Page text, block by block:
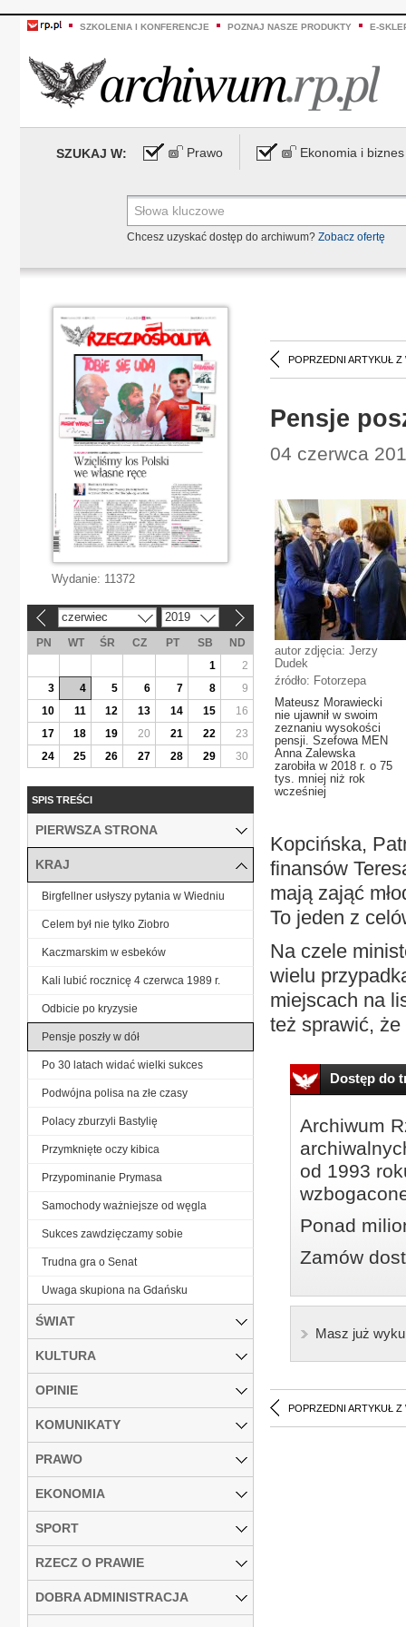
SZKOLENIA I KONFERENCJE POZNAJ NASZE PRODUKTY E-
SZUKAJ W: Prawo Ekonomia i biznes
Chcesz uzyskać dostęp do archiwum? Zobacz ofertę
POPRZEDNI ARTYKUŁ Z
Pensje
04 czerwca
autor zdjęcia: Jerzy
Dudek
źródło: Fotorzepa
Mateusz Morawiecki
nie ujawnił w swoim
zeznaniu wysokości
pensji. Szefowa MEN
Anna Zalewska
zarobiła w 2018 r. o 75
tys. mniej niż rok
wcześniej
Kopcińska,
finansów
mają zająć
To jeden z
Na czele
wielu
miejscach na
też sprawić,
Dostęp do
Archiwum
od 1993
Ponad
Zamów
Masz już
POPRZEDNI ARTYKUŁ Z
Wydanie: 11372
czerwiec 2019
PN WT ŚR CZ PT SB
ND
1
2
3
4 5 6 7 8
9
10
11 12 13 14 15
16
17
18 19 20 21 22
23
24
25 26 27 28 29 30
SPIS TREŚCI
PIERWSZA STRONA
KRAJ
Birgfellner usłyszy pytania w Wiedniu
Celem był nie tylko Ziobro
Kaczmarskim w esbeków
Kali lubić rocznicę 4 czerwca 1989 r.
Odbicie po kryzysie
Pensje poszły w dół
Po 30 latach widać wielki sukces
Podwójna polisa na złe czasy
Polacy zburzyli Bastylię
Przymknięte oczy kibica
Przypominanie Prymasa
Samochody ważniejsze od węgla
Sukces zawdzięczamy sobie
Trudna gra o Senat
Uwaga skupiona na Gdańsku
ŚWIAT
KULTURA
OPINIE
KOMUNIKATY
PRAWO
EKONOMIA
SPORT
RZECZ O PRAWIE
DOBRA ADMINISTRACJA